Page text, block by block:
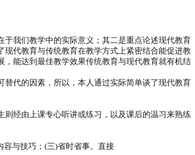
于我们教学中的实际意义；其二是重点论述现代教育
代教育与传统教育在教学方式上紧密结合能促进教
能达到最佳教学效果传统教育与现代教育就有机结
替代的因素，所以，本人通过实际简单谈了现代教育
经由上课专心听讲或练习，以及课后的温习来熟练
与技巧；(三)省时省事。直接